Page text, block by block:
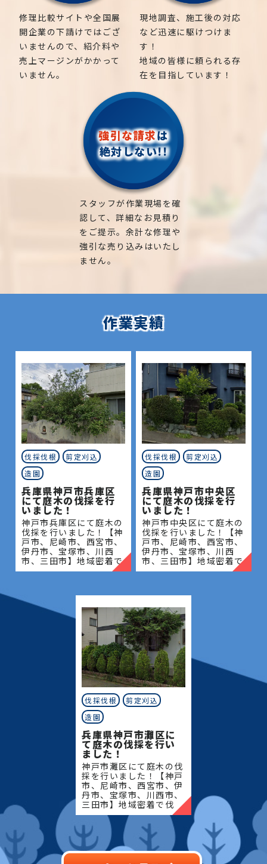
修理比較サイトや全国展
開企業の下請けではござ
いませんので、紹介料や
売上マージンがかかって
いません。
現地調査、施工後の対応
など迅速に駆けつけま
す！
地域の皆様に頼られる存
在を目指しています！
強引な請求は
絶対しない!!
スタッフが作業現場を確
認して、詳細なお見積り
をご提示。余計な修理や
強引な売り込みはいたし
ません。
作業実績
伐採伐根
剪定刈込
造園
兵庫県神戸市兵庫区
にて庭木の伐採を行
いました！
神戸市兵庫区にて庭木の
伐採を行いました！【神
戸市、尼崎市、西宮市、
伊丹市、宝塚市、川西
市、三田市】地域密着で
伐採・抜根・剪定・草刈
当社にご相談ください！
当社
伐採伐根
剪定刈込
造園
兵庫県神戸市中央区
にて庭木の伐採を行
いました！
神戸市中央区にて庭木の
伐採を行いました！【神
戸市、尼崎市、西宮市、
伊丹市、宝塚市、川西
市、三田市】地域密着で
伐採・抜根・剪定・草刈
当社にご相談ください！
当社
伐採伐根
剪定刈込
造園
兵庫県神戸市灘区に
て庭木の伐採を行い
ました！
神戸市灘区にて庭木の伐
採を行いました！【神戸
市、尼崎市、西宮市、伊
丹市、宝塚市、川西市、
三田市】地域密着で伐
採・抜根・剪定・草刈り
などのお庭のこと、造
園・植木屋をお探しなら
当社にご相談ください！
当社で